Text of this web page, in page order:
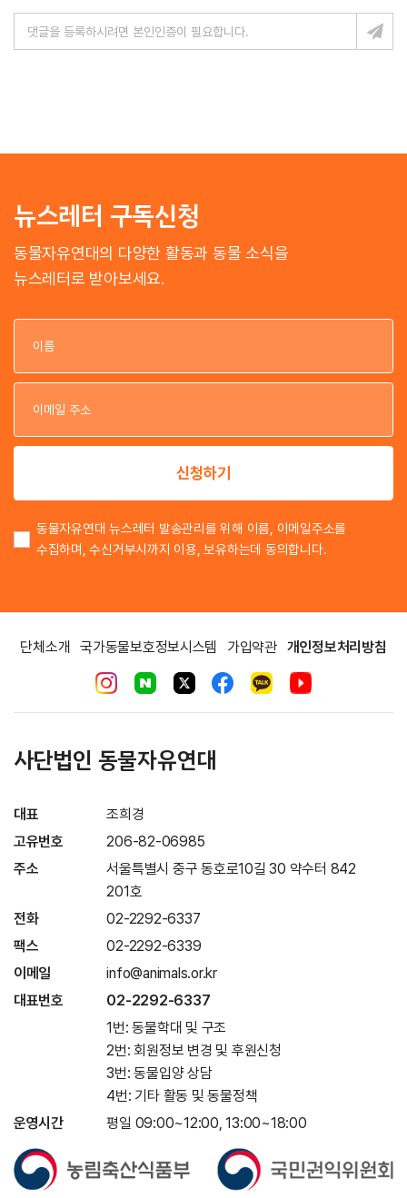
뉴스레터 구독신청
동물자유연대의 다양한 활동과 동물 소식을
뉴스레터로 받아보세요.
이
이
신청하기
동물자유연대 뉴스레터 발송관리를 위해 이름, 이메일주소를
수집하며, 수신거부시까지 이용, 보유하는데 동의합니다.
단체소개 국가동물보호정보시스템 가입약관 개인정보처리방침
사단법인 동물자유연대
대표
조희경
고유번호
206-82-06985
주소
서울특별시 중구 동호로10길 30 약수터 842
201호
전화
02-2292-6337
팩스
02-2292-6339
이메일
info@animals.or.kr
대표번호
02-2292-6337
1번: 동물학대 및 구조
2번: 회원정보 변경 및 후원신청
3번: 동물입양 상담
4번: 기타 활동 및 동물정책
운영시간
평일 09:00~12:00, 13:00~18:00